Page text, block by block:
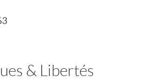
& Libertés